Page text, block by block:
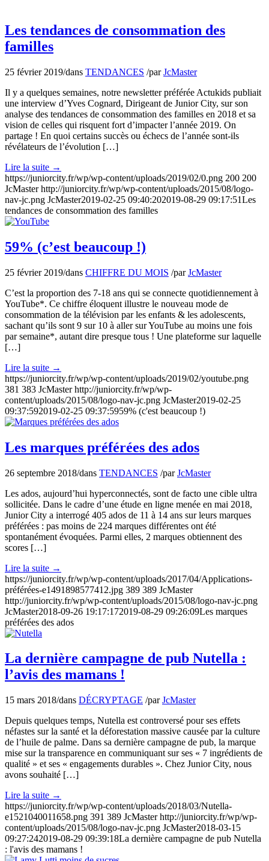
Les tendances de consommation des
familles
25 février 2019/dans TENDANCES /parJcMaster
Il y a quelques semaines, notre newsletter préférée Actukids publiait
une interview d’Yves Cognard, Dirigeant de Junior City, sur son
analyse des tendances de consommation des familles en 2018 et sa
vision de celles qui risquent fort d’impacter l’année 2019. On
partage ! En quoi certains succès ou échecs de l’année sont-ils
révélateurs de l’évolution […]
Lire la suite →
https://juniorcity.fr/wp/wp-content/uploads/2019/02/0.png 200 200
JcMaster http://juniorcity.fr/wp/wp-content/uploads/2015/08/logo-
nav-jc.png JcMaster2019-02-25 09:40:202019-08-29 09:17:51Les
tendances de consommation des familles
59% (c’est beaucoup !)
25 février 2019/dans CHIFFRE DU MOIS /parJcMaster
C’est la proportion des 7-18 ans qui se connecte quotidiennement à
YouTube*. Ce chiffre éloquent illustre le nouveau mode de
consommation de la télévision par les enfants & les adolescents,
sachant qu’ils sont 9 sur 10 à aller sur YouTube au moins une fois
par semaine*, autant dire presque tous ! Une plateforme sur laquelle
[…]
Lire la suite →
https://juniorcity.fr/wp/wp-content/uploads/2019/02/youtube.png
381 383 JcMaster http://juniorcity.fr/wp/wp-
content/uploads/2015/08/logo-nav-jc.png JcMaster2019-02-25
09:37:592019-02-25 09:37:5959% (c'est beaucoup !)
Les marques préférées des ados
26 septembre 2018/dans TENDANCES /parJcMaster
Les ados, aujourd’hui hyperconnectés, sont de facto une cible ultra
sollicitée. Dans le cadre d’une étude en ligne menée en mai 2018,
Junior City a interrogé 405 ados de 11 à 14 ans sur leurs marques
préférées : pas moins de 224 marques différentes ont été
spontanément évoquées. Parmi elles, 2 marques obtiennent des
scores […]
Lire la suite →
https://juniorcity.fr/wp/wp-content/uploads/2017/04/Applications-
préférées-e1491898577412.jpg 389 389 JcMaster
http://juniorcity.fr/wp/wp-content/uploads/2015/08/logo-nav-jc.png
JcMaster2018-09-26 19:17:172019-08-29 09:26:09Les marques
préférées des ados
La dernière campagne de pub Nutella :
l’avis des mamans !
15 mars 2018/dans DÉCRYPTAGE /parJcMaster
Depuis quelques temps, Nutella est controversé pour ses effets
néfastes sur la santé et la déforestation massive causée par la culture
de l’huile de palme. Dans sa dernière campagne de pub, la marque
mise sur la transparence en communiquant sur ses « 7 ingrédients de
qualité » et ses « engagements durables ». Chez Junior City, nous
avons souhaité […]
Lire la suite →
https://juniorcity.fr/wp/wp-content/uploads/2018/03/Nutella-
e1521040011658.png 391 389 JcMaster http://juniorcity.fr/wp/wp-
content/uploads/2015/08/logo-nav-jc.png JcMaster2018-03-15
09:27:242019-08-29 09:39:18La dernière campagne de pub Nutella
: l'avis des mamans !